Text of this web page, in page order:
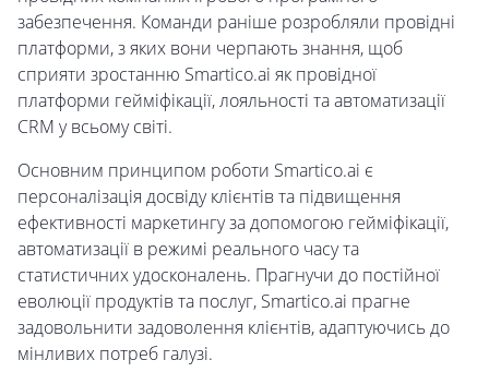
забезпечення. Команди раніше розробляли провідні
платформи, з яких вони черпають знання, щоб
сприяти зростанню Smartico.ai як провідної
платформи гейміфікації, лояльності та автоматизації
CRM у всьому світі.
Основним принципом роботи Smartico.ai є
персоналізація досвіду клієнтів та підвищення
ефективності маркетингу за допомогою гейміфікації,
автоматизації в режимі реального часу та
статистичних удосконалень. Прагнучи до постійної
еволюції продуктів та послуг, Smartico.ai прагне
задовольнити задоволення клієнтів, адаптуючись до
мінливих потреб галузі.